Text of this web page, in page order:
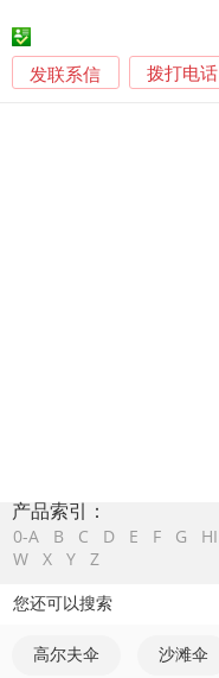
发联系信 拨打电话
产品索引：
0-A B C D E F G HI
W
X Y Z
您还可以搜索
高尔夫伞 沙滩伞